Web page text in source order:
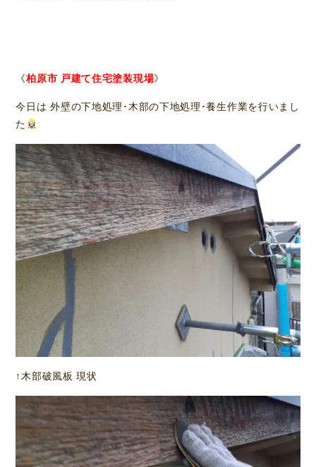
《柏原市 戸建て住宅塗装現場》
今日は 外壁の下地処理･木部の下地処理･養生作業を行いまし
た
↑木部破風板 現状